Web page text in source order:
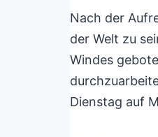
Nach der
der Welt zu
Windes
Dienstag auf